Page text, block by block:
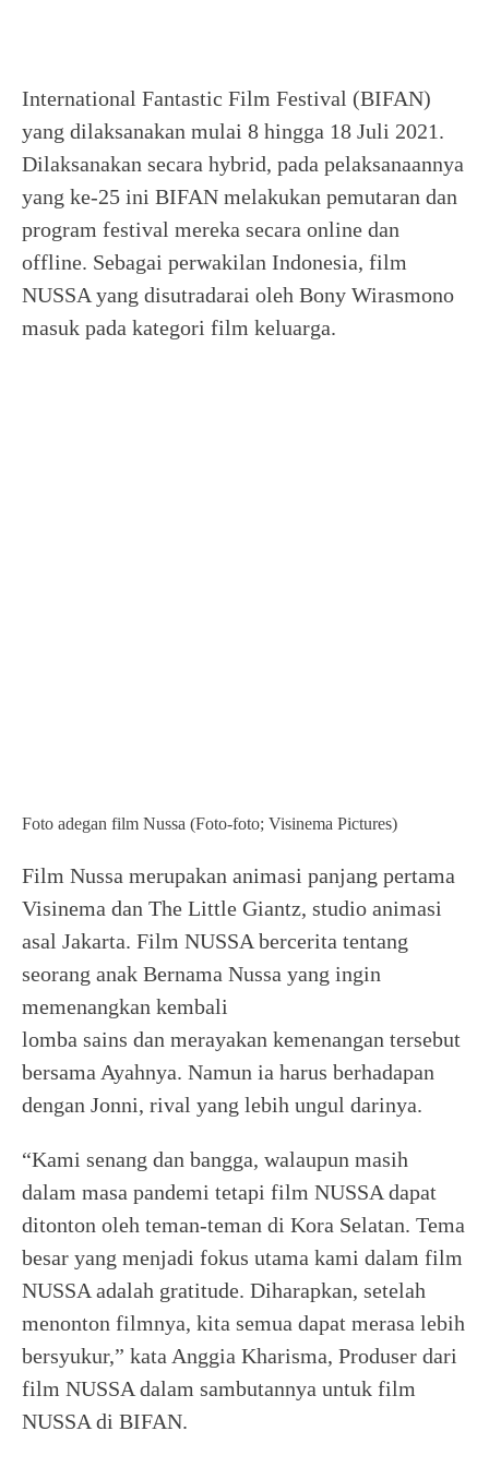
International Fantastic Film Festival (BIFAN)
yang dilaksanakan mulai 8 hingga 18 Juli 2021.
Dilaksanakan secara hybrid, pada pelaksanaannya
yang ke-25 ini BIFAN melakukan pemutaran dan
program festival mereka secara online dan
offline. Sebagai perwakilan Indonesia, film
NUSSA yang disutradarai oleh Bony Wirasmono
masuk pada kategori film keluarga.
Foto adegan film Nussa (Foto-foto; Visinema Pictures)
Film Nussa merupakan animasi panjang pertama
Visinema dan The Little Giantz, studio animasi
asal Jakarta. Film NUSSA bercerita tentang
seorang anak Bernama Nussa yang ingin
memenangkan kembali
lomba sains dan merayakan kemenangan tersebut
bersama Ayahnya. Namun ia harus berhadapan
dengan Jonni, rival yang lebih ungul darinya.
“Kami senang dan bangga, walaupun masih
dalam masa pandemi tetapi film NUSSA dapat
ditonton oleh teman-teman di Kora Selatan. Tema
besar yang menjadi fokus utama kami dalam film
NUSSA adalah gratitude. Diharapkan, setelah
menonton filmnya, kita semua dapat merasa lebih
bersyukur,” kata Anggia Kharisma, Produser dari
film NUSSA dalam sambutannya untuk film
NUSSA di BIFAN.